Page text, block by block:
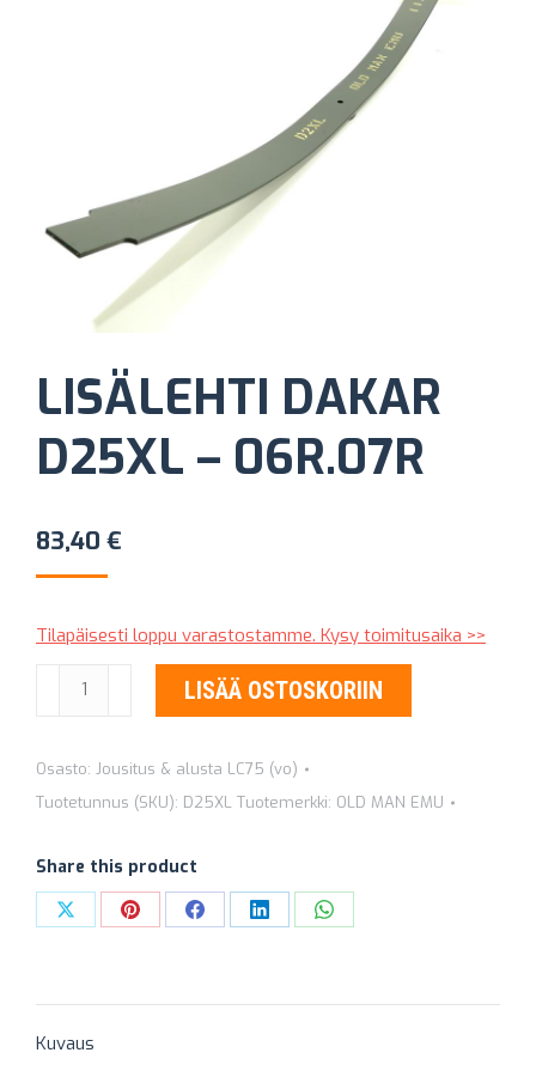
LISÄLEHTI DAKAR
D25XL – 06R.07R
83,40 €
Tilapäisesti loppu varastostamme. Kysy toimitusaika >>
LISÄLEHTI
DAKAR
-
06R.07R
LISÄÄ OSTOSKORIIN
Osasto: Jousitus & alusta LC75 (vo)
Tuotetunnus (SKU): D25XL Tuotemerkki: OLD MAN EMU
Share this product
Share Share Share Share Share
Kuvaus